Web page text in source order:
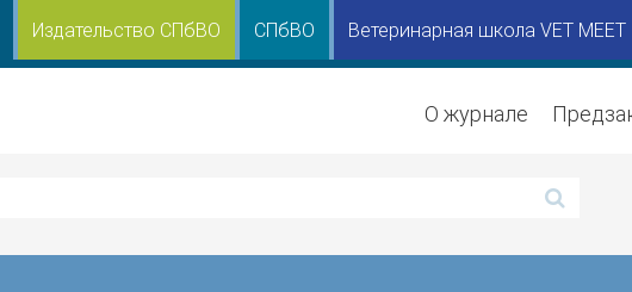
Издательство СПбВО СПбВО Ветеринарная школа VET MEET
О журнале